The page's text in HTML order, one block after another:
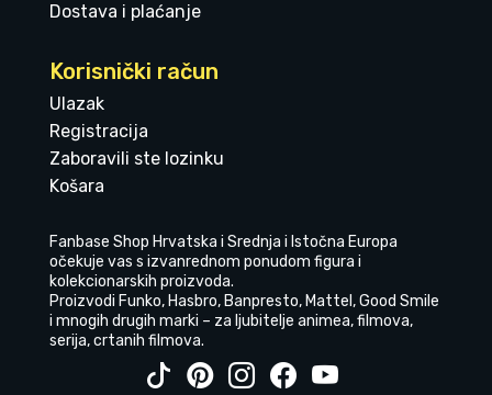
Dostava i plaćanje
Korisnički račun
Ulazak
Registracija
Zaboravili ste lozinku
Košara
Fanbase Shop Hrvatska i Srednja i Istočna Europa
očekuje vas s izvanrednom ponudom figura i
kolekcionarskih proizvoda.
Proizvodi Funko, Hasbro, Banpresto, Mattel, Good Smile
i mnogih drugih marki – za ljubitelje animea, filmova,
serija, crtanih filmova.